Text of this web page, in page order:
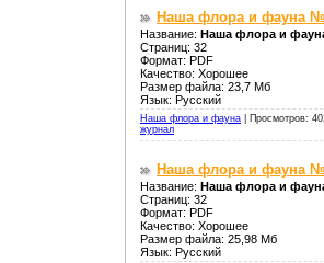
Наша флора и фауна
Название: Наша флора и
Страниц: 32
Формат: PDF
Качество: Хорошее
Размер файла: 23,7 Мб
Язык: Русский
Наша флора и фауна
Просмотров:
журнал
Наша флора и фауна
Название: Наша флора и
Страниц: 32
Формат: PDF
Качество: Хорошее
Размер файла: 25,98 Мб
Язык: Русский